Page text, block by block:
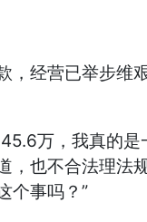
经营已举步维
万，我真的是
，也不合法理
个事吗？”